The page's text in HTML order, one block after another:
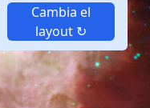
Cambia el
layout ↻